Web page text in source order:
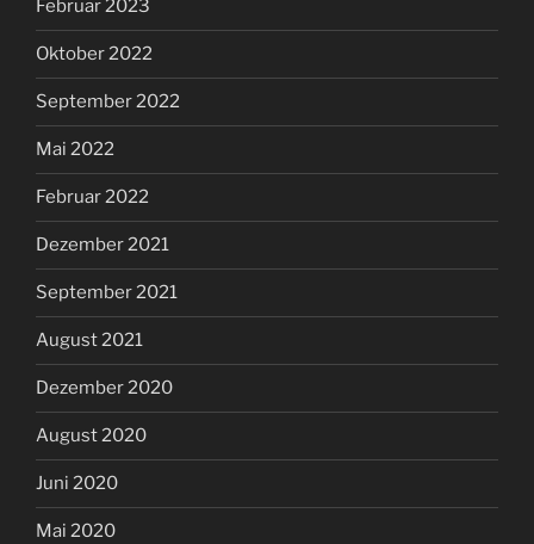
Februar 2023
Oktober 2022
September 2022
Mai 2022
Februar 2022
Dezember 2021
September 2021
August 2021
Dezember 2020
August 2020
Juni 2020
Mai 2020